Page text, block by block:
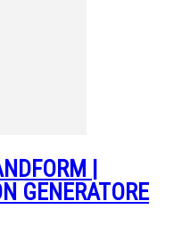
|
GENERATORE